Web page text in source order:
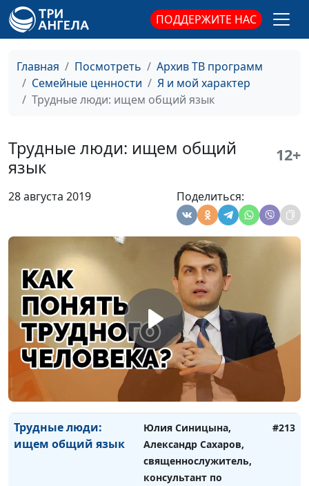
ПОДДЕРЖИТЕ НАС
Главная Посмотреть
Архив ТВ программ
Семейные ценности
Я и мой характер
Трудные люди: ищем общий язык
Трудные люди: ищем общий
язык
12+
28 августа 2019 Поделиться:
семейным отношениям
Александр Сахаров,
священнослужитель,
консультант по
Что отец дает
ребенку?
Юлия Синицына,
Александр Сахаров,
консультант по
семейным отношениям
Роль отца в
воспитании детей
Юлия Синицына,
Александр Сахаров,
священнослужитель,
консультант по
семейным отношениям
#215
Как вести себя с
трудными людьми?
Юлия Синицына,
Александр Сахаров,
священнослужитель,
консультант по
семейным отношениям
Трудные люди:
ищем общий язык
Юлия Синицына,
Александр Сахаров,
священнослужитель,
консультант по
#213